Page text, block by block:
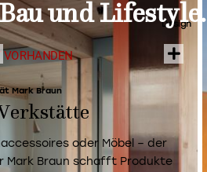
und Lifestyle.
Design
Mark Braun
oder Möbel – der
Mark Braun schafft Produkte